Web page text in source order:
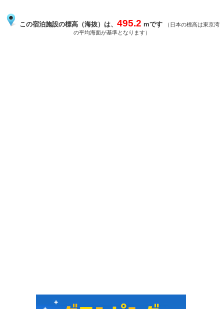
この宿泊施設の標高（海抜）は、 495.2 mです
（日本の標高は東京湾
の平均海面が基準となります）